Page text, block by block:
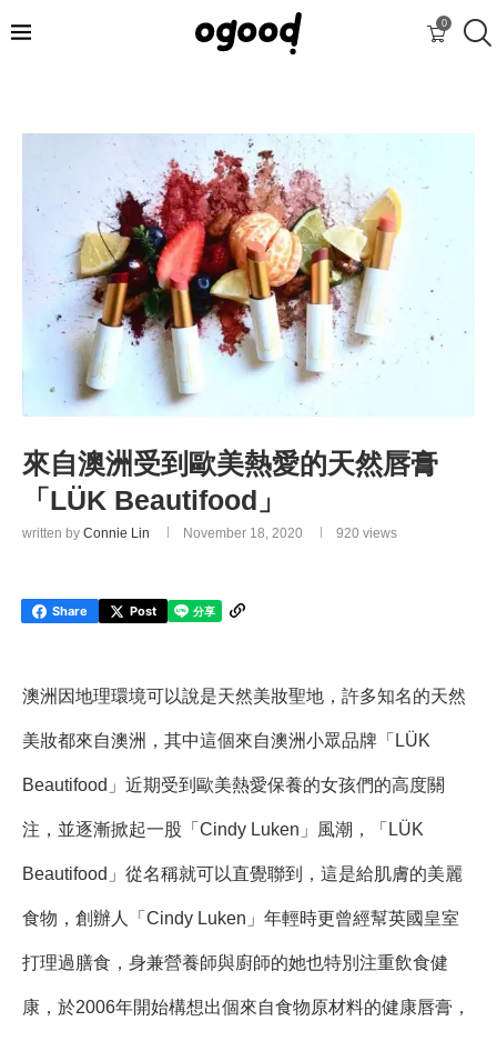
0
來自澳洲受到歐美熱愛的天然唇膏
「LÜK Beautifood」
written by Connie Lin November 18, 2020 920 views
Share Post
澳洲因地理環境可以說是天然美妝聖地，許多知名的天然
美妝都來自澳洲，其中這個來自澳洲小眾品牌「LÜK
Beautifood」近期受到歐美熱愛保養的女孩們的高度關
注，並逐漸掀起一股「Cindy Luken」風潮，「LÜK
Beautifood」從名稱就可以直覺聯到，這是給肌膚的美麗
食物，創辦人「Cindy Luken」年輕時更曾經幫英國皇室
打理過膳食，身兼營養師與廚師的她也特別注重飲食健
康，於2006年開始構想出個來自食物原材料的健康唇膏，